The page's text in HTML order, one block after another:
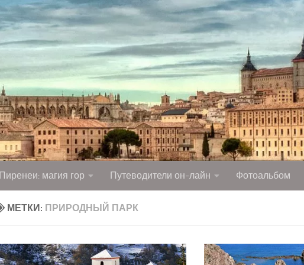
Пиренеи: магия гор Путеводители он-лайн Фотоальбом
МЕТКИ: ПРИРОДНЫЙ ПАРК